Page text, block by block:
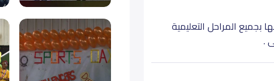
بجميع المراحل التعليمية
.